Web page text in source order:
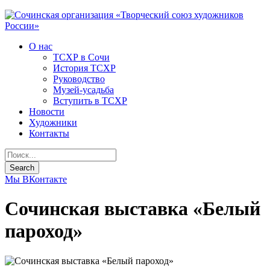
О нас
ТСХР в Сочи
История ТСХР
Руководство
Музей-усадьба
Вступить в ТСХР
Новости
Художники
Контакты
Мы ВКонтакте
Сочинская выставка «Белый
пароход»